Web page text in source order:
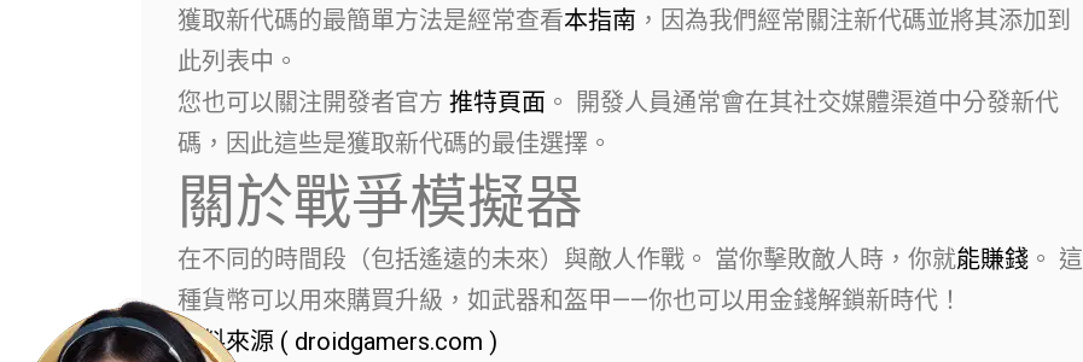
獲取新代碼的最簡單方法是經常查看本指南 ，因為我們經常關注新代碼並將其添加到
此列表中。
您也可以關注開發者官方 推特頁面 。 開發人員通常會在其社交媒體渠道中分發新代
碼，因此這些是獲取新代碼的最佳選擇。
關於戰爭模擬器
在不同的時間段（包括遙遠的未來）與敵人作戰。 當你擊敗敵人時，你就能賺錢 。 這
種貨幣可以用來購買升級，如武器和盔甲——你也可以用金錢解鎖新時代！
資料來源 ( droidgamers.com )